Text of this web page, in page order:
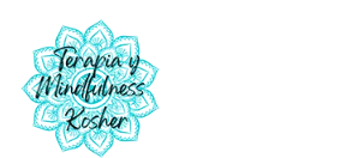
Saltar
al
contenido